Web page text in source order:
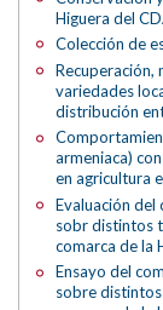
Higuera del
Colección de
Recuperación,
variedades
distribución
armeniaca)
en agricultura
Evaluación
sobr distintos
comarca de la
Ensayo del
sobre